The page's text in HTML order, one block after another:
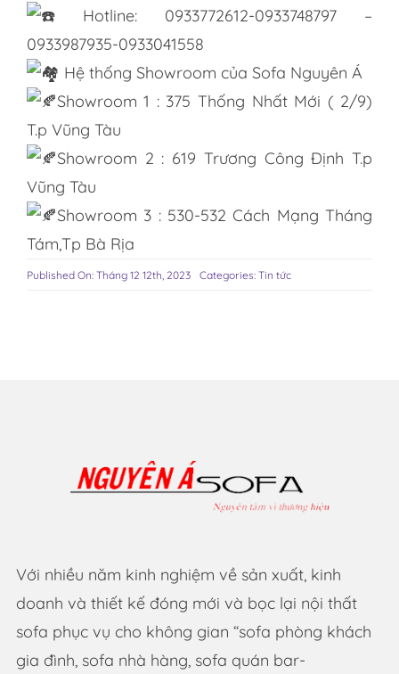
Hotline: 0933772612-0933748797 –
0933987935-0933041558
Hệ thống Showroom của Sofa Nguyên Á
Showroom 1 : 375 Thống Nhất Mới ( 2/9)
T.p Vũng Tàu
Showroom 2 : 619 Trương Công Định T.p
Vũng Tàu
Showroom 3 : 530-532 Cách Mạng Tháng
Tám,Tp Bà Rịa
Published On: Tháng 12 12th, 2023 Categories: Tin tức
Với nhiều năm kinh nghiệm về sản xuất, kinh
doanh và thiết kế đóng mới và bọc lại nội thất
sofa phục vụ cho không gian “sofa phòng khách
gia đình, sofa nhà hàng, sofa quán bar-